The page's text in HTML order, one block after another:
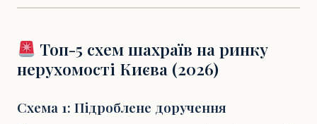
Топ-5 схем шахраїв на ринку
нерухомості Києва (2026)
Схема 1: Підроблене доручення